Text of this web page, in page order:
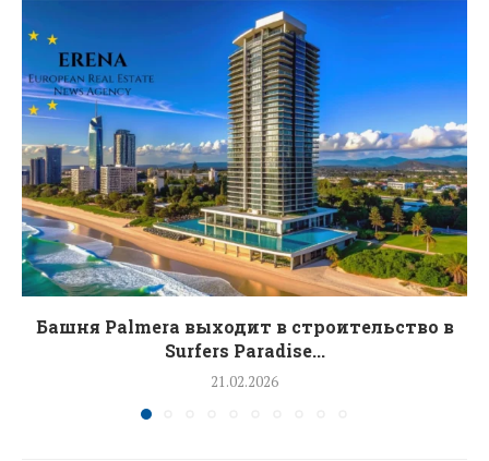
Башня Palmera выходит в строительство в
Surfers Paradise...
21.02.2026